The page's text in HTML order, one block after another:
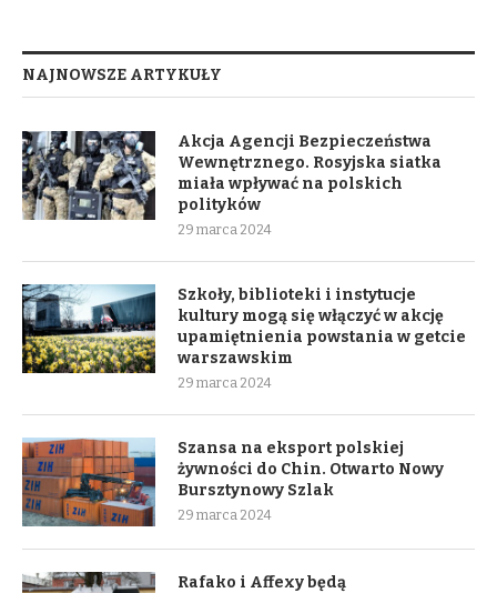
NAJNOWSZE ARTYKUŁY
Akcja Agencji Bezpieczeństwa
Wewnętrznego. Rosyjska siatka
miała wpływać na polskich
polityków
29 marca 2024
Szkoły, biblioteki i instytucje
kultury mogą się włączyć w akcję
upamiętnienia powstania w getcie
warszawskim
29 marca 2024
Szansa na eksport polskiej
żywności do Chin. Otwarto Nowy
Bursztynowy Szlak
29 marca 2024
Rafako i Affexy będą